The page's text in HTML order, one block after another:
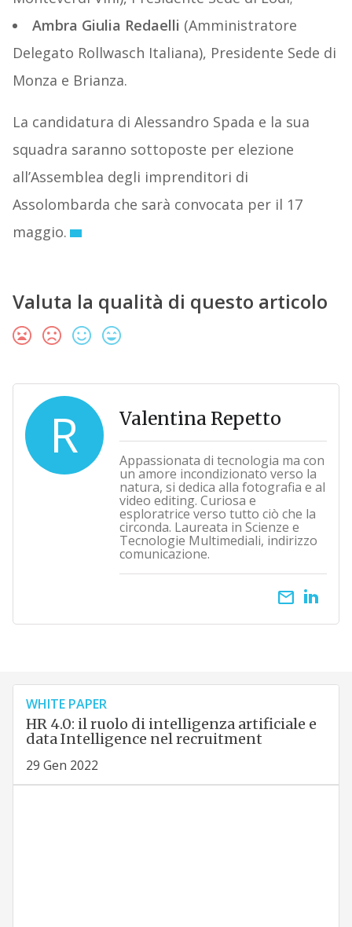
Ambra Giulia Redaelli (Amministratore
Delegato Rollwasch Italiana), Presidente Sede di
Monza e Brianza.
La candidatura di Alessandro Spada e la sua
squadra saranno sottoposte per elezione
all’Assemblea degli imprenditori di
Assolombarda che sarà convocata per il 17
maggio.
Valuta la qualità di questo articolo
R Valentina Repetto
Appassionata di tecnologia ma con
un amore incondizionato verso la
natura, si dedica alla fotografia e al
video editing. Curiosa e
esploratrice verso tutto ciò che la
circonda. Laureata in Scienze e
Tecnologie Multimediali, indirizzo
comunicazione.
email
WHITE PAPER
HR 4.0: il ruolo di intelligenza artificiale e
data Intelligence nel recruitment
29 Gen 2022